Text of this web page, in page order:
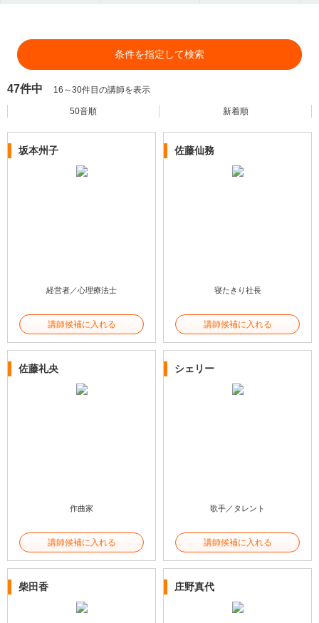
条件を指定して検索
47件中 16～30件目の講師を表示
50音順 新着順
坂本州子
経営者／心理療法士
講師候補に入れる
佐藤仙務
寝たきり社長
講師候補に入れる
佐藤礼央
作曲家
講師候補に入れる
シェリー
歌手／タレント
講師候補に入れる
柴田香 庄野真代